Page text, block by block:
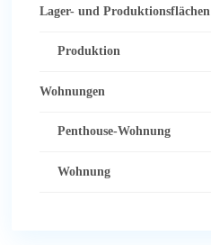
Lager- und Produktionsflächen
Produktion
Wohnungen
Penthouse-Wohnung
Wohnung